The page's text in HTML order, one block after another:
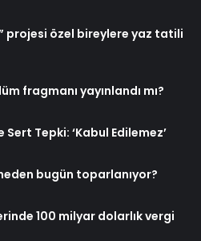
projesi özel bireylere yaz tatili
fragmanı yayınlandı mı?
Sert Tepki: ‘Kabul Edilemez’
bugün toparlanıyor?
100 milyar dolarlık vergi